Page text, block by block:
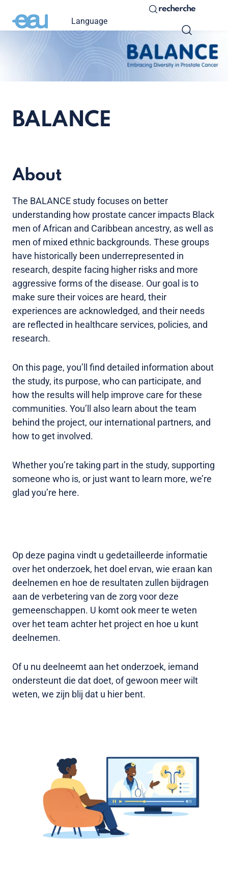
Language
recherche
BALANCE
About
The BALANCE study focuses on better
understanding how prostate cancer impacts Black
men of African and Caribbean ancestry, as well as
men of mixed ethnic backgrounds. These groups
have historically been underrepresented in
research, despite facing higher risks and more
aggressive forms of the disease. Our goal is to
make sure their voices are heard, their
experiences are acknowledged, and their needs
are reflected in healthcare services, policies, and
research.
On this page, you’ll find detailed information about
the study, its purpose, who can participate, and
how the results will help improve care for these
communities. You’ll also learn about the team
behind the project, our international partners, and
how to get involved.
Whether you’re taking part in the study, supporting
someone who is, or just want to learn more, we’re
glad you’re here.
Op deze pagina vindt u gedetailleerde informatie
over het onderzoek, het doel ervan, wie eraan kan
deelnemen en hoe de resultaten zullen bijdragen
aan de verbetering van de zorg voor deze
gemeenschappen. U komt ook meer te weten
over het team achter het project en hoe u kunt
deelnemen.
Of u nu deelneemt aan het onderzoek, iemand
ondersteunt die dat doet, of gewoon meer wilt
weten, we zijn blij dat u hier bent.